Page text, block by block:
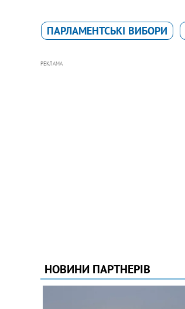
ПАРЛАМЕНТСЬКІ ВИБОРИ
РЕКЛАМА